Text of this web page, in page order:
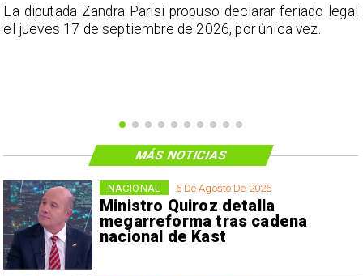
La diputada Zandra Parisi propuso declarar feriado legal
el jueves 17 de septiembre de 2026, por única vez.
6 De Agosto De 2026
Ministro Quiroz detalla
megarreforma tras cadena
nacional de Kast
NACIONAL
MÁS NOTICIAS